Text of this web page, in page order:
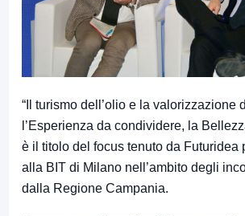
“Il turismo dell’olio e la valorizzazione
l’Esperienza da condividere, la
è il titolo del focus tenuto da Futuridea
alla BIT di Milano nell’ambito degli
dalla Regione Campania.